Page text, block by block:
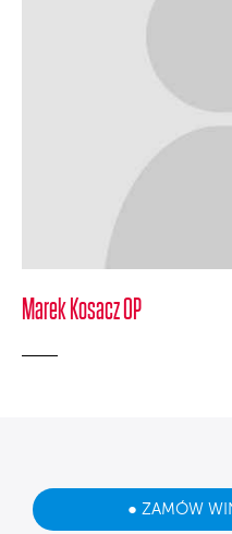
Marek Kosacz OP
● ZAMÓW